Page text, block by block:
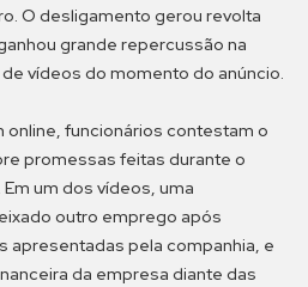
O desligamento gerou revolta
grande repercussão na
vídeos do momento do anúncio.
online, funcionários contestam o
promessas feitas durante o
um dos vídeos, uma
outro emprego após
apresentadas pela companhia, e
da empresa diante das